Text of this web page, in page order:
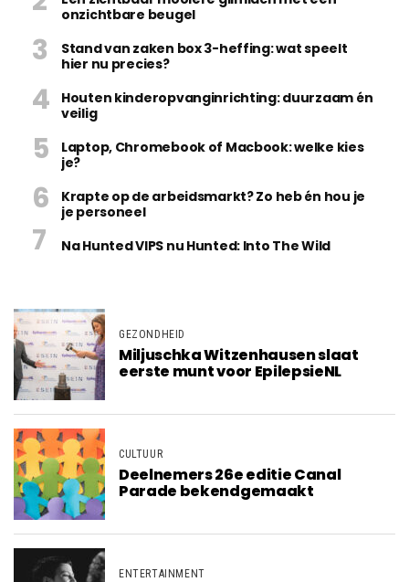
onzichtbare beugel
Stand van zaken box 3-heffing: wat speelt
hier nu precies?
Houten kinderopvanginrichting: duurzaam én
veilig
Laptop, Chromebook of Macbook: welke kies
je?
Krapte op de arbeidsmarkt? Zo heb én hou je
je personeel
Na Hunted VIPS nu Hunted: Into The Wild
GEZONDHEID
Miljuschka Witzenhausen slaat
eerste munt voor EpilepsieNL
CULTUUR
Deelnemers 26e editie Canal
Parade bekendgemaakt
ENTERTAINMENT